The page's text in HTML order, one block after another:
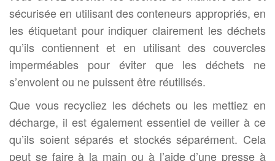
sécurisée en utilisant des conteneurs appropriés, en
les étiquetant pour indiquer clairement les déchets
qu’ils contiennent et en utilisant des couvercles
imperméables pour éviter que les déchets ne
s’envolent ou ne puissent être réutilisés.
Que vous recycliez les déchets ou les mettiez en
décharge, il est également essentiel de veiller à ce
qu’ils soient séparés et stockés séparément. Cela
peut se faire à la main ou à l’aide d’une presse à